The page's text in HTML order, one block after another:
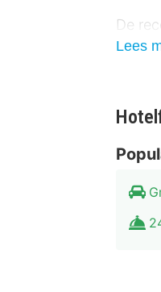
De
zorgt
Lees